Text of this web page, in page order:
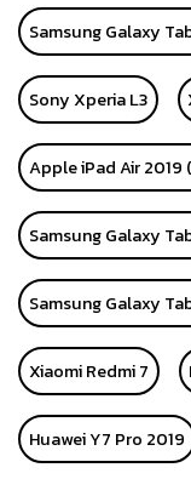
Samsung Galaxy
Sony Xperia L3
Apple iPad Air 2019
Samsung Galaxy
Samsung Galaxy
Xiaomi Redmi 7
Huawei Y7 Pro 2019